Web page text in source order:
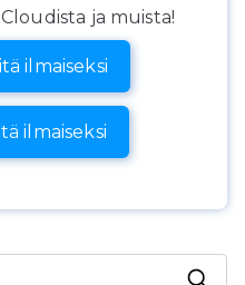
ja muista!
ilmaiseksi
ilmaiseksi